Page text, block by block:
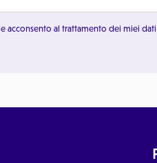
e acconsento al trattamento dei miei